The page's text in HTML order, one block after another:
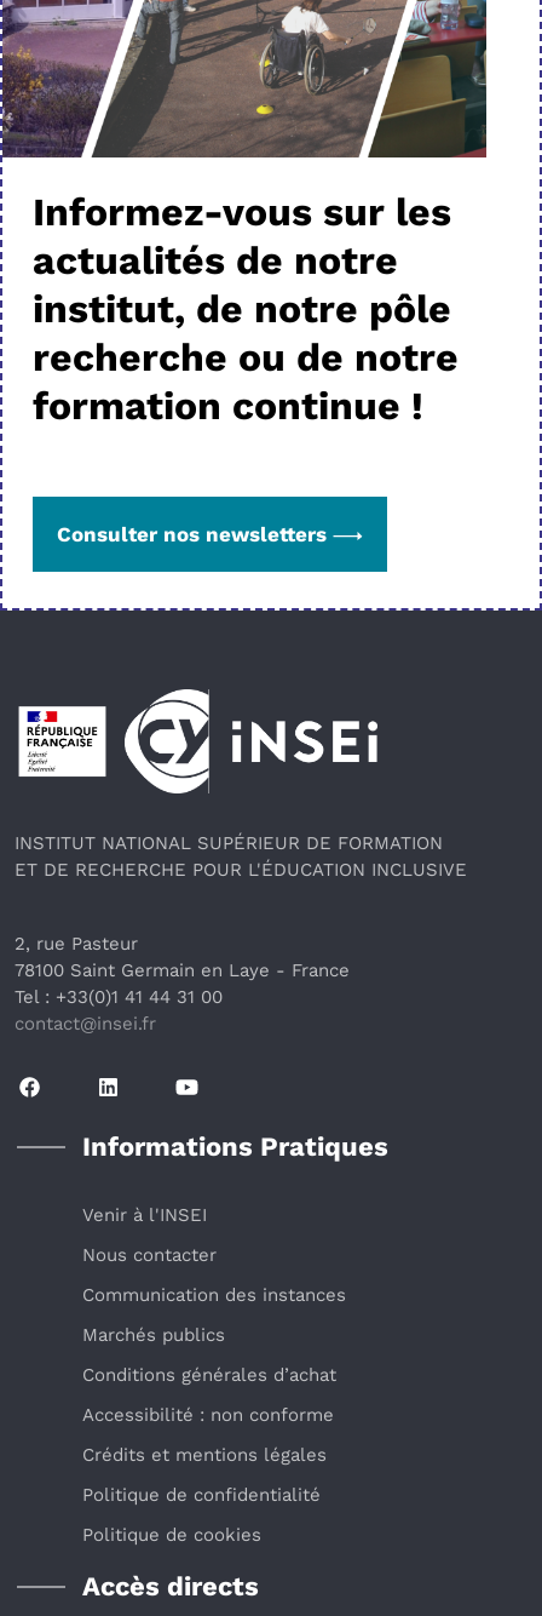
Informez-vous sur les
actualités de notre
institut, de notre pôle
recherche ou de notre
formation continue !
Consulter nos newsletters
Pied de page
INSTITUT NATIONAL SUPÉRIEUR DE FORMATION
ET DE RECHERCHE POUR L'ÉDUCATION INCLUSIVE
2, rue Pasteur
78100 Saint Germain en Laye - France
Tel : +33(0)1 41 44 31 00
contact@insei.fr
Informations Pratiques
Venir à l'INSEI
Nous contacter
Communication des instances
Marchés publics
Conditions générales d’achat
Accessibilité : non conforme
Crédits et mentions légales
Politique de confidentialité
Politique de cookies
Accès directs